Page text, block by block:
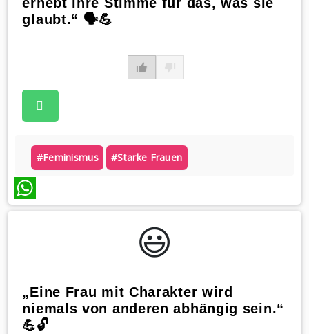
glaubt.“ 🗣️💪
#feminismus #starke Frauen
WhatsApp
😃️
„Eine Frau mit Charakter wird
niemals von anderen abhängig sein.“
💪🔓